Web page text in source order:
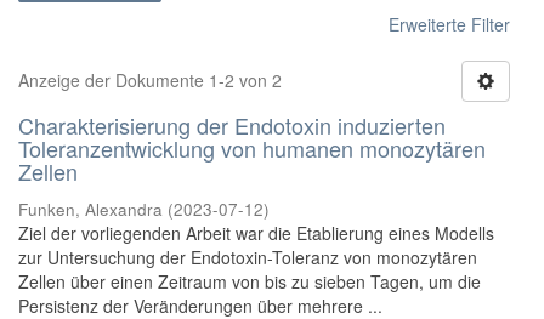
Erweiterte Filter
Anzeige der Dokumente 1-2 von 2
Charakterisierung der Endotoxin induzierten
Toleranzentwicklung von humanen monozytären
Zellen
Funken, Alexandra (2023-07-12)
Ziel der vorliegenden Arbeit war die Etablierung eines Modells
zur Untersuchung der Endotoxin-Toleranz von monozytären
Zellen über einen Zeitraum von bis zu sieben Tagen, um die
Persistenz der Veränderungen über mehrere ...